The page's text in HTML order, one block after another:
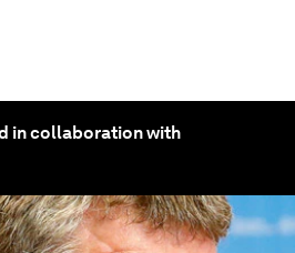
in collaboration with